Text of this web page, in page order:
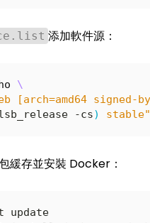
添加軟件源：
-cs) stable"
緩存並安裝 Docker：